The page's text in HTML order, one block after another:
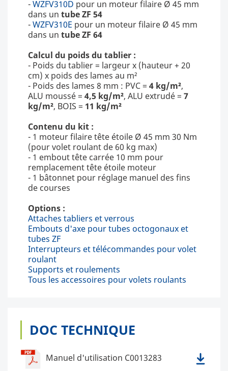
-WZFV310D pour un moteur filaire Ø 45 mm
dans un tube ZF 54
-WZFV310E pour un moteur filaire Ø 45 mm
dans un tube ZF 64
Calcul du poids du tablier :
- Poids du tablier = largeur x (hauteur + 20
cm) x poids des lames au m²
- Poids des lames 8 mm : PVC = 4 kg/m²,
ALU moussé = 4,5 kg/m², ALU extrudé = 7
kg/m², BOIS = 11 kg/m²
Contenu du kit :
- 1 moteur filaire tête étoile Ø 45 mm 30 Nm
(pour volet roulant de 60 kg max)
- 1 embout tête carrée 10 mm pour
remplacement tête étoile moteur
- 1 bâtonnet pour réglage manuel des fins
de courses
Options :
Attaches tabliers et verrous
Embouts d'axe pour tubes octogonaux et
tubes ZF
Interrupteurs et télécommandes pour volet
roulant
Supports et roulements
Tous les accessoires pour volets roulants
DOC TECHNIQUE
Manuel d'utilisation C0013283